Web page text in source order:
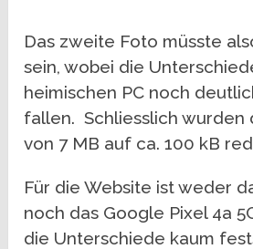
Das zweite Foto müsste
sein, wobei die
heimischen PC noch
fallen. Schliesslich wurden
von 7 MB auf ca. 100 kB
Für die Website ist weder
noch das Google Pixel 4a
die Unterschiede kaum